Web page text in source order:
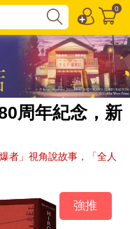
0
周年紀念，新
者」視角說故事，「全人
強推